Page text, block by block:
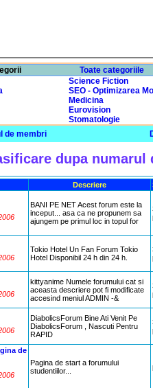
Toate categoriile
Science Fiction
SEO - Optimizarea
Medicina
Eurovision
Stomatologie
de membri
dupa numarul
Descriere
BANI PE NET Acest forum este la
inceput... asa ca ne propunem sa
ajungem pe primul loc in topul for
Tokio Hotel Un Fan Forum Tokio
Hotel Disponibil 24 h din 24 h.
kittyanime Numele forumului cat si
aceasta descriere pot fi modificate
accesind meniul ADMIN -&
DiabolicsForum Bine Ati Venit Pe
DiabolicsForum , Nascuti Pentru
RAPID
de
Pagina de start a forumului
studentiilor...